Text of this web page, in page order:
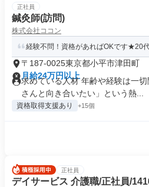
正社員
鍼灸師(訪問)
株式会社ココン
経験不問！資格があればOKです★20
〒187-0025東京都小平市津田町
月給24万円以上
求めている人材 年齢や経験は一
さんと向き合いたい」という熱...
資格取得支援あり +15個
正社員
デイサービス 介護職/正社員/